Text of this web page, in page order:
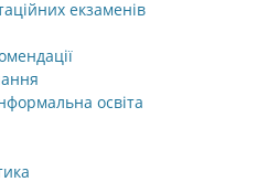
екзаменів
освіта